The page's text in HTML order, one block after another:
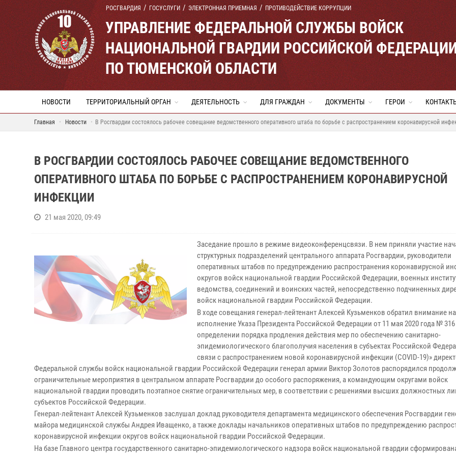
РОСГВАРДИЯ ГОСУСЛУГИ ЭЛЕКТРОННАЯ ПРИЕМНАЯ ПРОТИВОДЕЙСТВИЕ КОРРУПЦИИ
УПРАВЛЕНИЕ ФЕДЕРАЛЬНОЙ СЛУЖБЫ ВОЙСК
НАЦИОНАЛЬНОЙ ГВАРДИИ РОССИЙСКОЙ
ПО ТЮМЕНСКОЙ ОБЛАСТИ
НОВОСТИ ТЕРРИТОРИАЛЬНЫЙ ОРГАН ДЕЯТЕЛЬНОСТЬ ДЛЯ ГРАЖДАН ДОКУМЕНТЫ ГЕРОИ
Главная Новости В Росгвардии состоялось рабочее совещание ведомственного оперативного штаба по борьбе с распространением коронавирусной
В РОСГВАРДИИ СОСТОЯЛОСЬ РАБОЧЕЕ СОВЕЩАНИЕ ВЕДОМСТВЕННОГО
ОПЕРАТИВНОГО ШТАБА ПО БОРЬБЕ С РАСПРОСТРАНЕНИЕМ КОРОНАВИРУСНОЙ
ИНФЕКЦИИ
21 мая 2020, 09:49
Заседание прошло в режиме видеоконференцсвязи. В нем приняли участие
структурных подразделений центрального аппарата Росгвардии, руководители
оперативных штабов по предупреждению распространения коронавирусной
округов войск национальной гвардии Российской Федерации, военных
ведомства, соединений и воинских частей, непосредственно подчиненных
войск национальной гвардии Российской Федерации.
В ходе совещания генерал-лейтенант Алексей Кузьменков обратил внимание
исполнение Указа Президента Российской Федерации от 11 мая 2020 года №
определении порядка продления действия мер по обеспечению санитарно-
эпидемиологического благополучия населения в субъектах Российской
связи с распространением новой коронавирусной инфекции (COVID-19)»
Федеральной службы войск национальной гвардии Российской Федерации генерал армии Виктор Золотов распорядился
ограничительные мероприятия в центральном аппарате Росгвардии до особого распоряжения, а командующим округами войск
национальной гвардии проводить поэтапное снятие ограничительных мер, в соответствии с решениями высших должностных
субъектов Российской Федерации.
Генерал-лейтенант Алексей Кузьменков заслушал доклад руководителя департамента медицинского обеспечения Росгвардии
майора медицинской службы Андрея Иващенко, а также доклады начальников оперативных штабов по предупреждению
коронавирусной инфекции округов войск национальной гвардии Российской Федерации.
На базе Главного центра государственного санитарно-эпидемиологического надзора войск национальной гвардии